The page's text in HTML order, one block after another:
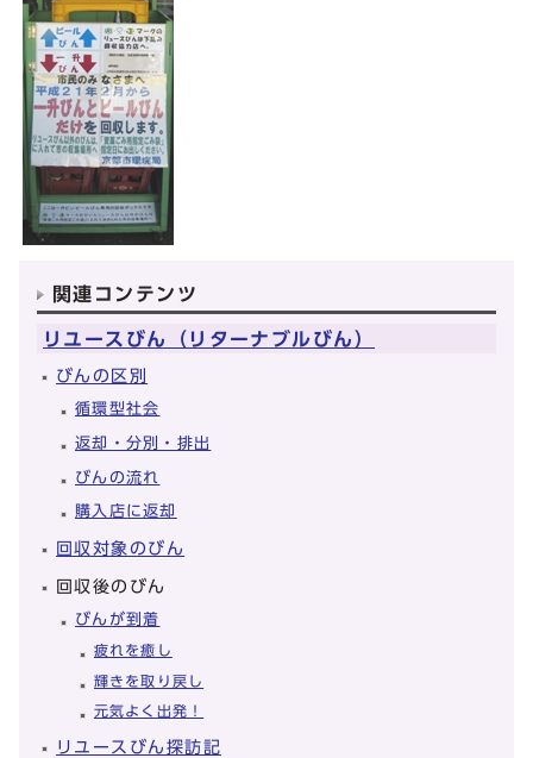
関連コンテンツ
リユースびん（リターナブルびん）
びんの区別
循環型社会
返却・分別・排出
びんの流れ
購入店に返却
回収対象のびん
回収後のびん
びんが到着
疲れを癒し
輝きを取り戻し
元気よく出発！
リユースびん探訪記